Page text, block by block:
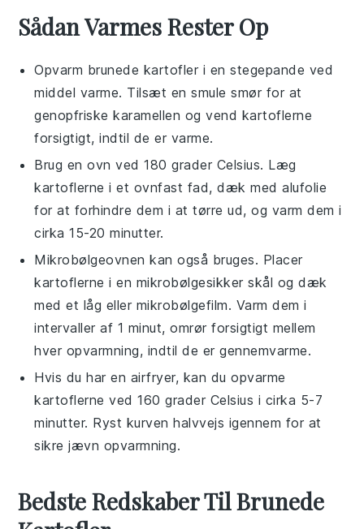
Sådan Varmes Rester Op
Opvarm brunede kartofler i enstegepande ved
middel varme. Tilsæt en smulesmør for at
genopfriske karamellen og vend kartoflerne
forsigtigt, indtil de er varme.
Brug enovn ved 180 grader Celsius. Læg
kartoflerne i et ovnfast fad, dæk medalufolie
for at forhindre dem i at tørre ud, og varm dem i
cirka 15-20 minutter.
Mikrobølgeovnen kan også bruges. Placer
kartoflerne i en mikrobølgesikker skål og dæk
med et låg eller mikrobølgefilm. Varm dem i
intervaller af 1 minut, omrør forsigtigt mellem
hver opvarmning, indtil de er gennemvarme.
Hvis du har en airfryer, kan du opvarme
kartoflerne ved 160 grader Celsius i cirka 5-7
minutter. Ryst kurven halvvejs igennem for at
sikre jævn opvarmning.
Bedste Redskaber Til Brunede